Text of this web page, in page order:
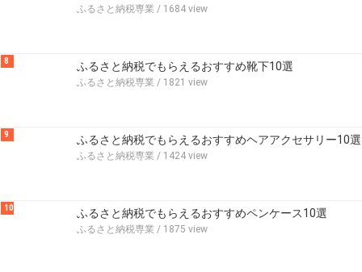
ふるさと納税専業 / 1684 view
8 ふるさと納税でもらえるおすすめ靴下10選
ふるさと納税専業 / 1821 view
9 ふるさと納税でもらえるおすすめヘアアクセサリー10選
ふるさと納税専業 / 1424 view
10 ふるさと納税でもらえるおすすめペンケース10選
ふるさと納税専業 / 1875 view